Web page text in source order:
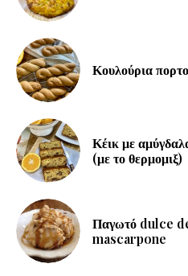
Κουλούρια
Κέικ με
(με το θερμομιξ)
Παγωτό dulce
mascarpone